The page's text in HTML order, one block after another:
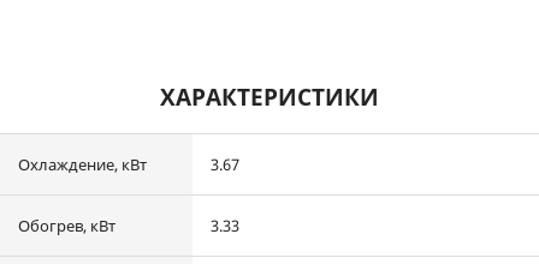
ХАРАКТЕРИСТИКИ
Охлаждение, кВт 3.67
Обогрев, кВт 3.33